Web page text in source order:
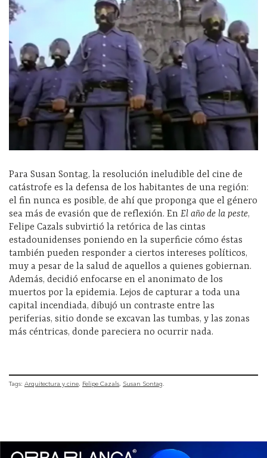
Para Susan Sontag, la resolución ineludible del cine de
catástrofe es la defensa de los habitantes de una región:
el fin nunca es posible, de ahí que proponga que el género
sea más de evasión que de reflexión. En El año de la peste,
Felipe Cazals subvirtió la retórica de las cintas
estadounidenses poniendo en la superficie cómo éstas
también pueden responder a ciertos intereses políticos,
muy a pesar de la salud de aquellos a quienes gobiernan.
Además, decidió enfocarse en el anonimato de los
muertos por la epidemia. Lejos de capturar a toda una
capital incendiada, dibujó un contraste entre las
periferias, sitio donde se excavan las tumbas, y las zonas
más céntricas, donde pareciera no ocurrir nada.
Tags: Arquitectura y cine Felipe Cazals Susan Sontag